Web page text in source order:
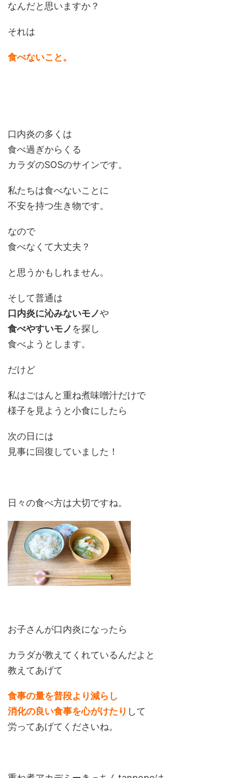
なんだと思いますか？
それは
食べないこと。
口内炎の多くは
食べ過ぎからくる
カラダのSOSのサインです。
私たちは食べないことに
不安を持つ生き物です。
なので
食べなくて大丈夫？
と思うかもしれません。
そして普通は
口内炎に沁みないモノや
食べやすいモノ を探し
食べようとします。
だけど
私はごはんと重ね煮味噌汁だけで
様子を見ようと小食にしたら
次の日には
見事に回復していました！
日々の食べ方は大切ですね。
お子さんが口内炎になったら
カラダが教えてくれているんだよと
教えてあげて
食事の量を普段より減らし
消化の良い食事を心がけたり して
労ってあげてくださいね。